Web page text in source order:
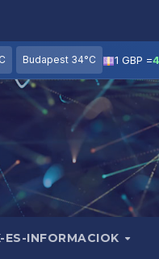
Budapest 34°C 1 GBP =
INFORMACIOK